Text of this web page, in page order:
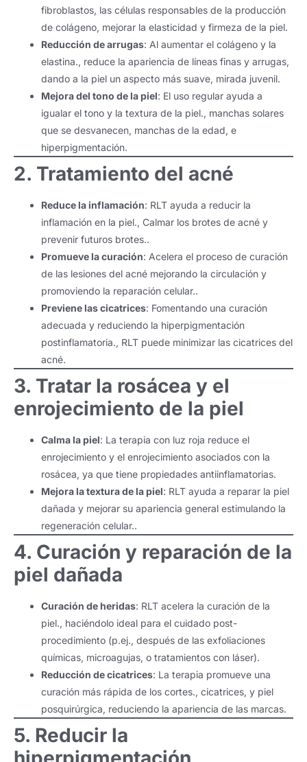
fibroblastos, las células responsables de la producción
de colágeno, mejorar la elasticidad y firmeza de la piel.
Reducción de arrugas: Al aumentar el colágeno y la
elastina., reduce la apariencia de líneas finas y arrugas,
dando a la piel un aspecto más suave, mirada juvenil.
Mejora del tono de la piel: El uso regular ayuda a
igualar el tono y la textura de la piel., manchas solares
que se desvanecen, manchas de la edad, e
hiperpigmentación.
2. Tratamiento del acné
Reduce la inflamación: RLT ayuda a reducir la
inflamación en la piel., Calmar los brotes de acné y
prevenir futuros brotes..
Promueve la curación: Acelera el proceso de curación
de las lesiones del acné mejorando la circulación y
promoviendo la reparación celular..
Previene las cicatrices: Fomentando una curación
adecuada y reduciendo la hiperpigmentación
postinflamatoria., RLT puede minimizar las cicatrices del
acné.
3. Tratar la rosácea y el
enrojecimiento de la piel
Calma la piel: La terapia con luz roja reduce el
enrojecimiento y el enrojecimiento asociados con la
rosácea, ya que tiene propiedades antiinflamatorias.
Mejora la textura de la piel: RLT ayuda a reparar la piel
dañada y mejorar su apariencia general estimulando la
regeneración celular..
4. Curación y reparación de la
piel dañada
Curación de heridas: RLT acelera la curación de la
piel., haciéndolo ideal para el cuidado post-
procedimiento (p.ej., después de las exfoliaciones
químicas, microagujas, o tratamientos con láser).
Reducción de cicatrices: La terapia promueve una
curación más rápida de los cortes., cicatrices, y piel
posquirúrgica, reduciendo la apariencia de las marcas.
5. Reducir la